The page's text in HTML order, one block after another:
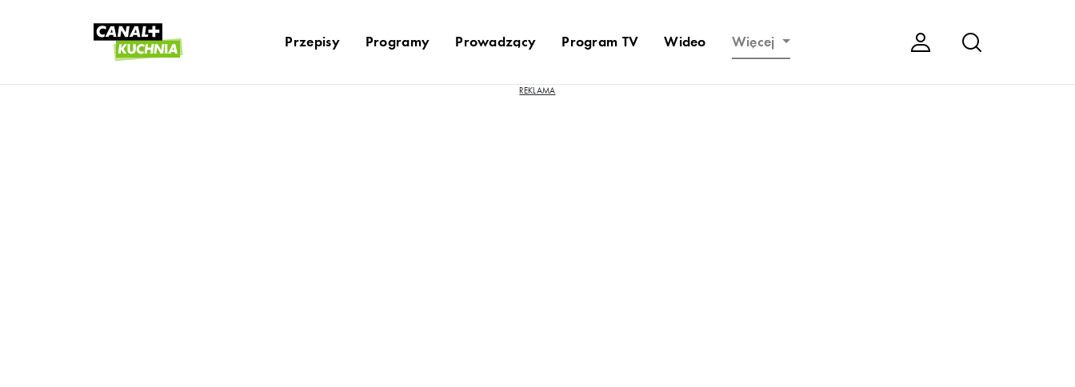
Przepisy Programy Prowadzący Program TV Wideo Więcej